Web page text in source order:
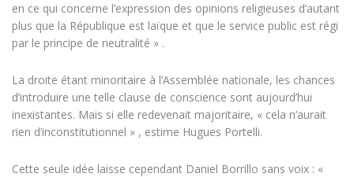
en ce qui concerne l’expression des opinions religieuses d’autant
plus que la République est laïque et que le service public est régi
par le principe de neutralité » .
La droite étant minoritaire à l’Assemblée nationale, les chances
d’introduire une telle clause de conscience sont aujourd’hui
inexistantes. Mais si elle redevenait majoritaire, « cela n’aurait
rien d’inconstitutionnel » , estime Hugues Portelli.
Cette seule idée laisse cependant Daniel Borrillo sans voix : «